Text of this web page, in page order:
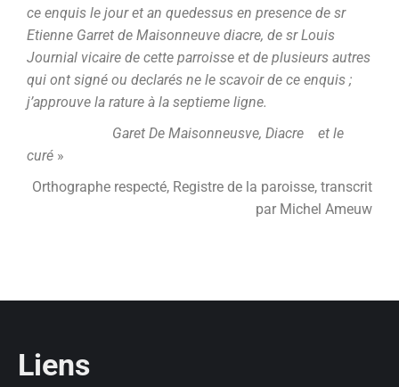
ce enquis le jour et an quedessus en presence de sr
Etienne Garret de Maisonneuve diacre, de sr Louis
Journial vicaire de cette parroisse et de plusieurs autres
qui ont signé ou declarés ne le scavoir de ce enquis ;
j’approuve la rature à la septieme ligne.
Garet De Maisonneusve, Diacre et le
curé »
Orthographe respecté, Registre de la paroisse, transcrit
par Michel Ameuw
Liens